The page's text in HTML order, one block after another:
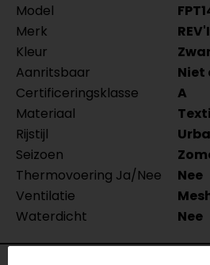
Model
Merk
Kleur
Aanritsbaar
Certificeringsklasse
A
Materiaal
Rijstijl
Seizoen
Thermovoering Ja/Nee
Nee
Ventilatie
Waterdicht
Nee